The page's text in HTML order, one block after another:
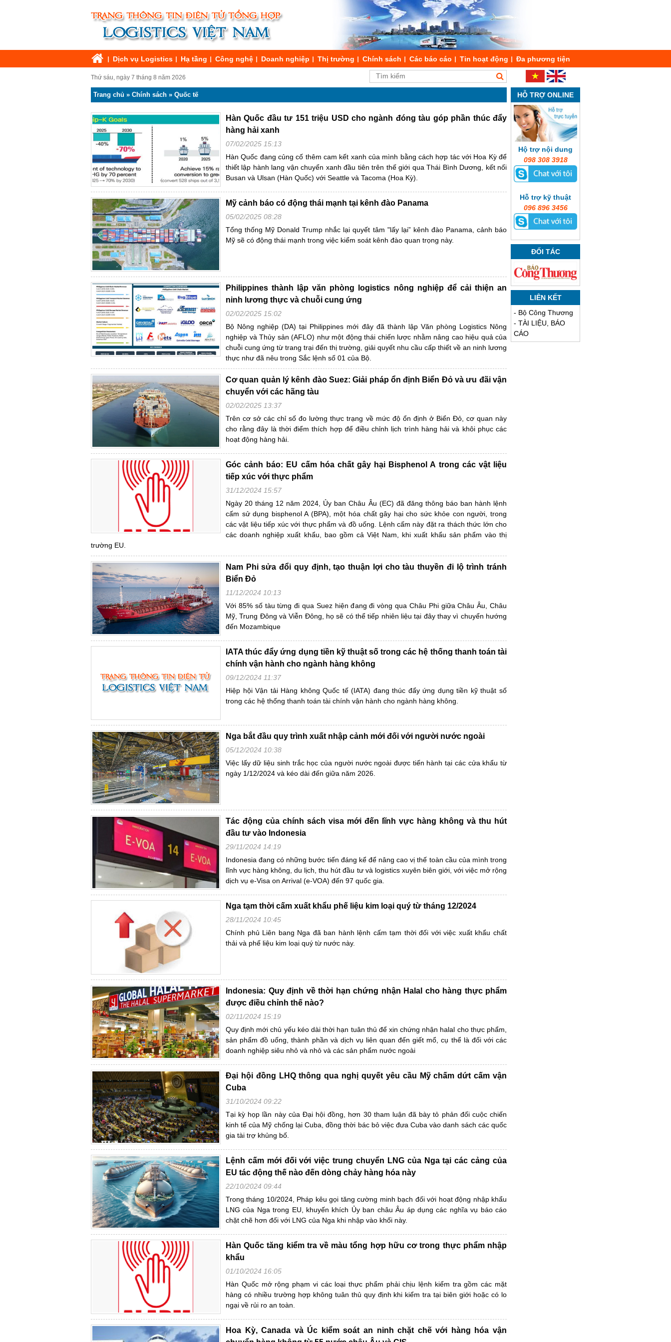
Dịch vụ Logistics Hạ tầng Công nghệ Doanh nghiệp Thị trường Chính sách Các báo cáo Tin hoạt động Đa phương tiện
Thứ sáu, ngày 7 tháng 8 năm 2026
Trang chủ » Chính sách » Quốc tế
Hàn Quốc đầu tư 151 triệu USD cho ngành đóng tàu góp phần thúc đẩy
hàng hải xanh
07/02/2025 15:13
Hàn Quốc đang củng cố thêm cam kết xanh của mình bằng cách hợp tác với Hoa Kỳ để
thiết lập hành lang vận chuyển xanh đầu tiên trên thế giới qua Thái Bình Dương, kết nối
Busan và Ulsan (Hàn Quốc) với Seattle và Tacoma (Hoa Kỳ).
Mỹ cảnh báo có động thái mạnh tại kênh đào Panama
05/02/2025 08:28
Tổng thống Mỹ Donald Trump nhắc lại quyết tâm "lấy lại” kênh đào Panama, cảnh báo
Mỹ sẽ có động thái mạnh trong việc kiểm soát kênh đào quan trọng này.
Philippines thành lập văn phòng logistics nông nghiệp để cải thiện an
ninh lương thực và chuỗi cung ứng
02/02/2025 15:02
Bộ Nông nghiệp (DA) tại Philippines mới đây đã thành lập Văn phòng Logistics Nông
nghiệp và Thủy sản (AFLO) như một động thái chiến lược nhằm nâng cao hiệu quả của
chuỗi cung ứng từ trang trại đến thị trường, giải quyết nhu cầu cấp thiết về an ninh lương
thực như đã nêu trong Sắc lệnh số 01 của Bộ.
Cơ quan quản lý kênh đào Suez: Giải pháp ổn định Biển Đỏ và ưu đãi vận
chuyển với các hãng tàu
02/02/2025 13:37
Trên cơ sở các chỉ số đo lường thực trạng về mức độ ổn định ở Biển Đỏ, cơ quan này
cho rằng đây là thời điểm thích hợp để điều chỉnh lịch trình hàng hải và khôi phục các
hoạt động hàng hải.
Góc cảnh báo: EU cấm hóa chất gây hại Bisphenol A trong các vật liệu
tiếp xúc với thực phẩm
31/12/2024 15:57
Ngày 20 tháng 12 năm 2024, Ủy ban Châu Âu (EC) đã đăng thông báo ban hành lệnh
cấm sử dụng bisphenol A (BPA), một hóa chất gây hại cho sức khỏe con người, trong
các vật liệu tiếp xúc với thực phẩm và đồ uống. Lệnh cấm này đặt ra thách thức lớn cho
các doanh nghiệp xuất khẩu, bao gồm cả Việt Nam, khi xuất khẩu sản phẩm vào thị
trường EU.
Nam Phi sửa đổi quy định, tạo thuận lợi cho tàu thuyền đi lộ trình tránh
Biển Đỏ
11/12/2024 10:13
Với 85% số tàu từng đi qua Suez hiện đang đi vòng qua Châu Phi giữa Châu Âu, Châu
Mỹ, Trung Đông và Viễn Đông, họ sẽ có thể tiếp nhiên liệu tại đây thay vì chuyển hướng
đến Mozambique
IATA thúc đẩy ứng dụng tiền kỹ thuật số trong các hệ thống thanh toán tài
chính vận hành cho ngành hàng không
09/12/2024 11:37
Hiệp hội Vận tải Hàng không Quốc tế (IATA) đang thúc đẩy ứng dụng tiền kỹ thuật số
trong các hệ thống thanh toán tài chính vận hành cho ngành hàng không.
Nga bắt đầu quy trình xuất nhập cảnh mới đối với người nước ngoài
05/12/2024 10:38
Việc lấy dữ liệu sinh trắc học của người nước ngoài được tiến hành tại các cửa khẩu từ
ngày 1/12/2024 và kéo dài đến giữa năm 2026.
Tác động của chính sách visa mới đến lĩnh vực hàng không và thu hút
đầu tư vào Indonesia
29/11/2024 14:19
Indonesia đang có những bước tiến đáng kể để nâng cao vị thế toàn cầu của mình trong
lĩnh vực hàng không, du lịch, thu hút đầu tư và logistics xuyên biên giới, với việc mở rộng
dịch vụ e-Visa on Arrival (e-VOA) đến 97 quốc gia.
Nga tạm thời cấm xuất khẩu phế liệu kim loại quý từ tháng 12/2024
28/11/2024 10:45
Chính phủ Liên bang Nga đã ban hành lệnh cấm tạm thời đối với việc xuất khẩu chất
thải và phế liệu kim loại quý từ nước này.
Indonesia: Quy định về thời hạn chứng nhận Halal cho hàng thực phẩm
được điều chỉnh thế nào?
02/11/2024 15:19
Quy định mới chủ yếu kéo dài thời hạn tuân thủ để xin chứng nhận halal cho thực phẩm,
sản phẩm đồ uống, thành phần và dịch vụ liên quan đến giết mổ, cụ thể là đối với các
doanh nghiệp siêu nhỏ và nhỏ và các sản phẩm nước ngoài
Đại hội đồng LHQ thông qua nghị quyết yêu cầu Mỹ chấm dứt cấm vận
Cuba
31/10/2024 09:22
Tại kỳ họp lần này của Đại hội đồng, hơn 30 tham luận đã bày tỏ phản đối cuộc chiến
kinh tế của Mỹ chống lại Cuba, đồng thời bác bỏ việc đưa Cuba vào danh sách các quốc
gia tài trợ khủng bố.
Lệnh cấm mới đối với việc trung chuyển LNG của Nga tại các cảng của
EU tác động thế nào đến dòng chảy hàng hóa này
22/10/2024 09:44
Trong tháng 10/2024, Pháp kêu gọi tăng cường minh bạch đối với hoạt động nhập khẩu
LNG của Nga trong EU, khuyến khích Ủy ban châu Âu áp dụng các nghĩa vụ báo cáo
chặt chẽ hơn đối với LNG của Nga khi nhập vào khối này.
Hàn Quốc tăng kiểm tra về màu tổng hợp hữu cơ trong thực phẩm nhập
khẩu
01/10/2024 16:05
Hàn Quốc mở rộng phạm vi các loại thực phẩm phải chịu lệnh kiểm tra gồm các mặt
hàng có nhiều trường hợp không tuân thủ quy định khi kiểm tra tại biên giới hoặc có lo
ngại về rủi ro an toàn.
Hoa Kỳ, Canada và Úc kiểm soát an ninh chặt chẽ với hàng hóa vận
HỖ TRỢ ONLINE
Hộ trợ nội dung
098 308 3918
Hỗ trợ kỹ thuật
096 896 3456
ĐỐI TÁC
LIÊN KẾT
- Bộ Công Thương
- TÀI LIỆU, BÁO
CÁO